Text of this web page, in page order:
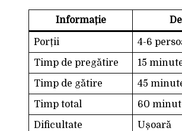
Informație
Porții
4-6
Timp de pregătire
15
Timp de gătire
45
Timp total
60
Dificultate
Ușoară